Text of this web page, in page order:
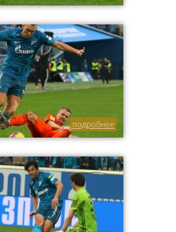
подробнее